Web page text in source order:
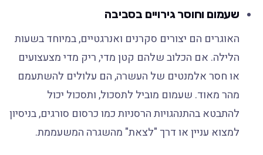
שעמום וחוסר גירויים בסביבה
האוגרים הם יצורים סקרנים ואנרגטיים, במיוחד בשעות
הלילה. אם הכלוב שלהם קטן מדי, ריק מדי מצעצועים
או חסר אלמנטים של העשרה, הם עלולים להשתעמם
מהר מאוד. שעמום מוביל לתסכול, ותסכול יכול
להתבטא בהתנהגויות הרסניות כמו כרסום סורגים, בניסיון
למצוא עניין או דרך "לצאת" מהשגרה המשעממת.